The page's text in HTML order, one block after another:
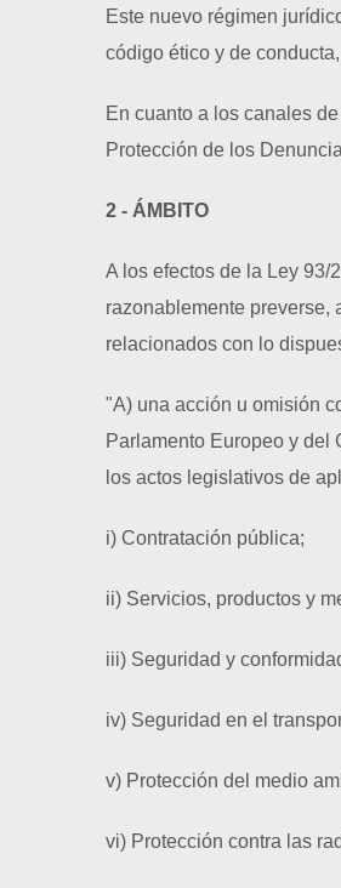
Este nuevo régimen
código ético y de
En cuanto a los canales
Protección de los
2 - ÁMBITO
A los efectos de la Ley 93/
razonablemente preverse,
relacionados con lo
"A) una acción u omisión
Parlamento Europeo y del
los actos legislativos de
i) Contratación pública;
ii) Servicios, productos y
iii) Seguridad y
iv) Seguridad en el
v) Protección del medio
vi) Protección contra las